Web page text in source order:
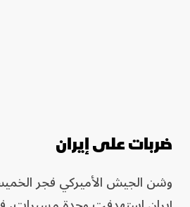
ضربات على إيران
وشن الجيش الأميركي فجر